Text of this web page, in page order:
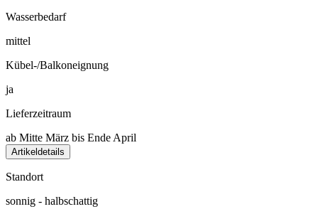
Wasserbedarf
mittel
Kübel-/Balkoneignung
ja
Lieferzeitraum
ab Mitte März bis Ende April
Artikeldetails
Standort
sonnig - halbschattig